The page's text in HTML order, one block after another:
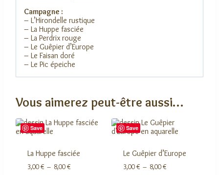
Campagne :
– L’Hirondelle rustique
– La Huppe fasciée
– La Perdrix rouge
– Le Guêpier d’Europe
– Le Faisan doré
– Le Pic épeiche
Vous aimerez peut-être aussi…
Save
La Huppe fasciée
3,00€ – 8,00€Plage
Save
Le Guêpier d’Europe
3,00€ – 8,00€Plage